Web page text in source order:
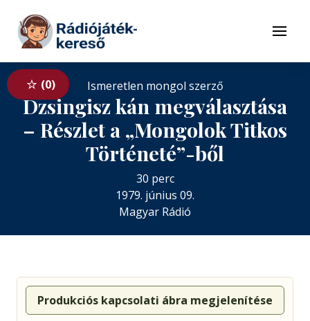
Tovább a tartalomhoz
Menü
0 Ismeretlen mongol szerző
Dzsingisz kán megválasztása
– Részlet a „Mongolok Titkos
Történeté”-ből
30 perc
1979. június 09.
Magyar Rádió
Produkciós kapcsolati ábra megjelenítése